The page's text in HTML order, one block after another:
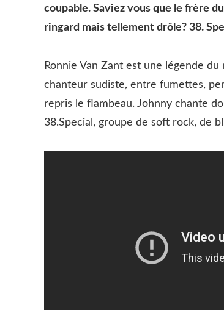
coupable. Saviez vous que le frère
ringard mais tellement drôle? 38.
Ronnie Van Zant est une légende
chanteur sudiste, entre fumettes,
repris le flambeau. Johnny chante
38.Special, groupe de soft rock, de